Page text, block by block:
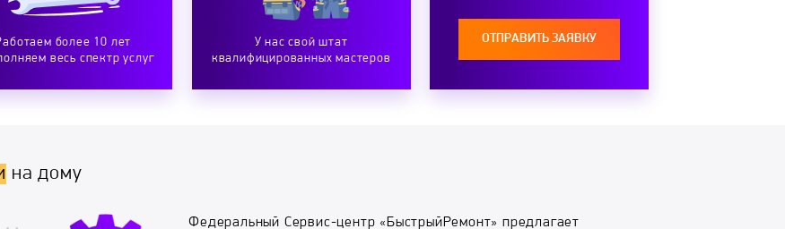
более 10 лет
весь спектр услуг
У нас свой штат
квалифицированных мастеров
ОТПРАВИТЬ ЗАЯВКУ
на дому
Федеральный Сервис-центр «БыстрыйРемонт» предлагает